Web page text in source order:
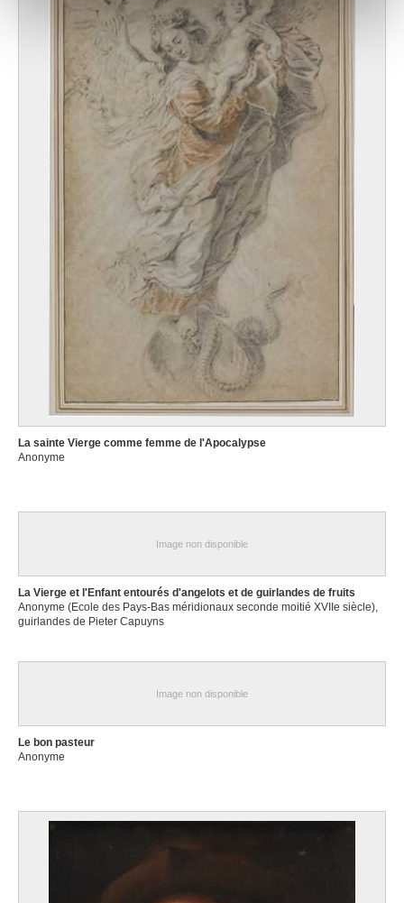
notre site avec nos partenaires de médias sociaux, de
publicité et d'analyse, qui peuvent combiner celles-ci
avec d'autres informations que vous leur avez fournies
ou qu'ils ont collectées lors de votre utilisation de leurs
services.
La sainte Vierge comme femme de l'Apocalypse
Anonyme
Image non disponible
La Vierge et l'Enfant entourés d'angelots et de guirlandes de fruits
Anonyme (Ecole des Pays-Bas méridionaux seconde moitié XVIIe siècle),
guirlandes de Pieter Capuyns
Image non disponible
Le bon pasteur
Anonyme